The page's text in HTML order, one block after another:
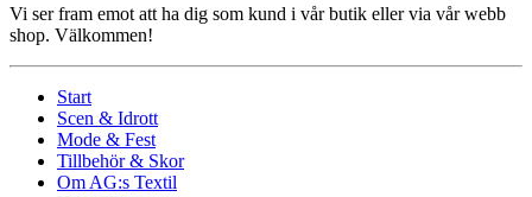
Vi ser fram emot att ha dig som kund i vår butik eller via vår webb
shop. Välkommen!
Start
Scen & Idrott
Mode & Fest
Tillbehör & Skor
Om AG:s Textil